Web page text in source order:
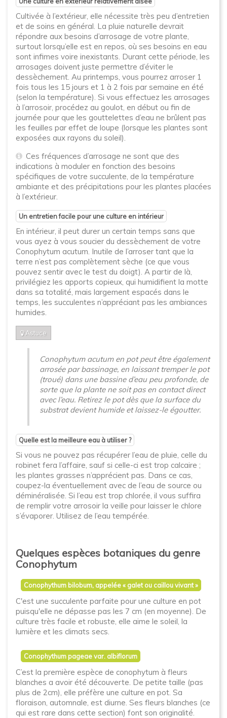
Cultivée à l’extérieur, elle nécessite très peu d’entretien
et de soins en général. La pluie naturelle devrait
répondre aux besoins d’arrosage de votre plante,
surtout lorsqu’elle est en repos, où ses besoins en eau
sont infimes voire inexistants. Durant cette période, les
arrosages doivent juste permettre d’éviter le
dessèchement. Au printemps, vous pourrez arroser 1
fois tous les 15 jours et 1 à 2 fois par semaine en été
(selon la température). Si vous effectuez les arrosages
à l’arrosoir, procédez au goulot, en début ou fin de
journée pour que les gouttelettes d’eau ne brûlent pas
les feuilles par effet de loupe (lorsque les plantes sont
exposées aux rayons du soleil).
Ces fréquences d’arrosage ne sont que des
indications à moduler en fonction des besoins
spécifiques de votre succulente, de la température
ambiante et des précipitations pour les plantes placées
à l’extérieur.
Un entretien facile pour une culture en intérieur
En intérieur, il peut durer un certain temps sans que
vous ayez à vous soucier du dessèchement de votre
Conophytum acutum. Inutile de l’arroser tant que la
terre n’est pas complètement sèche (ce que vous
pouvez sentir avec le test du doigt). A partir de là,
privilégiez les apports copieux, qui humidifient la motte
dans sa totalité, mais largement espacés dans le
temps, les succulentes n’appréciant pas les ambiances
humides.
Astuce
Conophytum acutum en pot peut être également
arrosée par bassinage, en laissant tremper le pot
(troué) dans une bassine d’eau peu profonde, de
sorte que la plante ne soit pas en contact direct
avec l’eau. Retirez le pot dès que la surface du
substrat devient humide et laissez-le égoutter.
Quelle est la meilleure eau à utiliser ?
Si vous ne pouvez pas récupérer l’eau de pluie, celle du
robinet fera l’affaire, sauf si celle-ci est trop calcaire ;
les plantes grasses n’apprécient pas. Dans ce cas,
coupez-la éventuellement avec de l’eau de source ou
déminéralisée. Si l’eau est trop chlorée, il vous suffira
de remplir votre arrosoir la veille pour laisser le chlore
s’évaporer. Utilisez de l’eau tempérée.
Quelques espèces botaniques du genre
Conophytum
Conophythum bilobum, appelée « galet ou caillou vivant »
C'est une succulente parfaite pour une culture en pot
puisqu'elle ne dépasse pas les 7 cm (en moyenne). De
culture très facile et robuste, elle aime le soleil, la
lumière et les climats secs.
Conophythum pageae var. albiflorum
C’est la première espèce de conophytum à fleurs
blanches a avoir été découverte. De petite taille (pas
plus de 2cm), elle préfère une culture en pot. Sa
floraison, automnale, est diurne. Ses fleurs blanches (ce
qui est rare dans cette section) font son originalité.